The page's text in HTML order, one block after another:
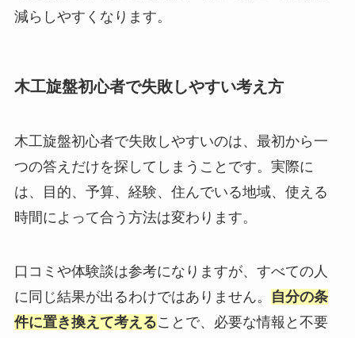
減らしやすくなります。
木工旋盤初心者で失敗しやすい考え方
木工旋盤初心者で失敗しやすいのは、最初から一
つの答えだけを探してしまうことです。実際に
は、目的、予算、経験、住んでいる地域、使える
時間によって合う方法は変わります。
口コミや体験談は参考になりますが、すべての人
に同じ結果が出るわけではありません。
自分の条
件に置き換えて考えることで、必要な情報と不要